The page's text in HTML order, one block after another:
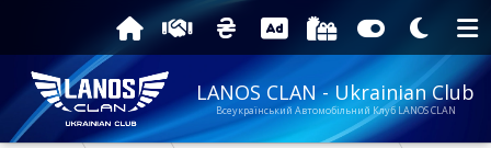
LANOS CLAN - Ukrainian Club
Всеукраїнський Автомобільний Клуб LANOS CLAN